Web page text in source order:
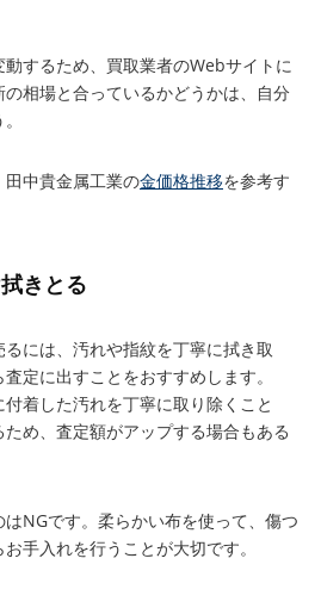
するため、買取業者のWebサイトに
相場と合っているかどうかは、自分
中貴金属工業の金価格推移を参考す
きとる
には、汚れや指紋を丁寧に拭き取
定に出すことをおすすめします。
着した汚れを丁寧に取り除くこと
め、査定額がアップする場合もある
NGです。柔らかい布を使って、傷つ
手入れを行うことが大切です。